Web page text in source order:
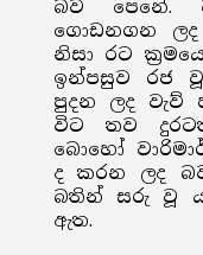
බව පෙනේ.
ගොඩනගන ලද
නිසා රට
ඉන්පසුව රජ
පුදන ලද
විට තව
බොහෝ
ද කරන ලද
බතින් සරු වූ
ඇත.